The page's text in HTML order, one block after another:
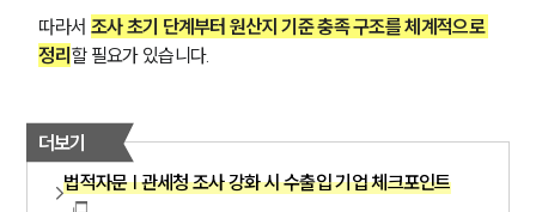
따라서 조사 초기 단계부터 원산지 기준 충족 구조를 체계적으로
정리할 필요가 있습니다.
더보기
법적자문 | 관세청 조사 강화 시 수출입 기업 체크포인트